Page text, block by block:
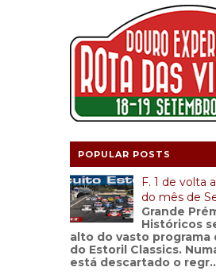
POPULAR POSTS
F. 1 de volta
do mês de
Grande
Históricos
alto do vasto programa
do Estoril Classics.
está descartado o